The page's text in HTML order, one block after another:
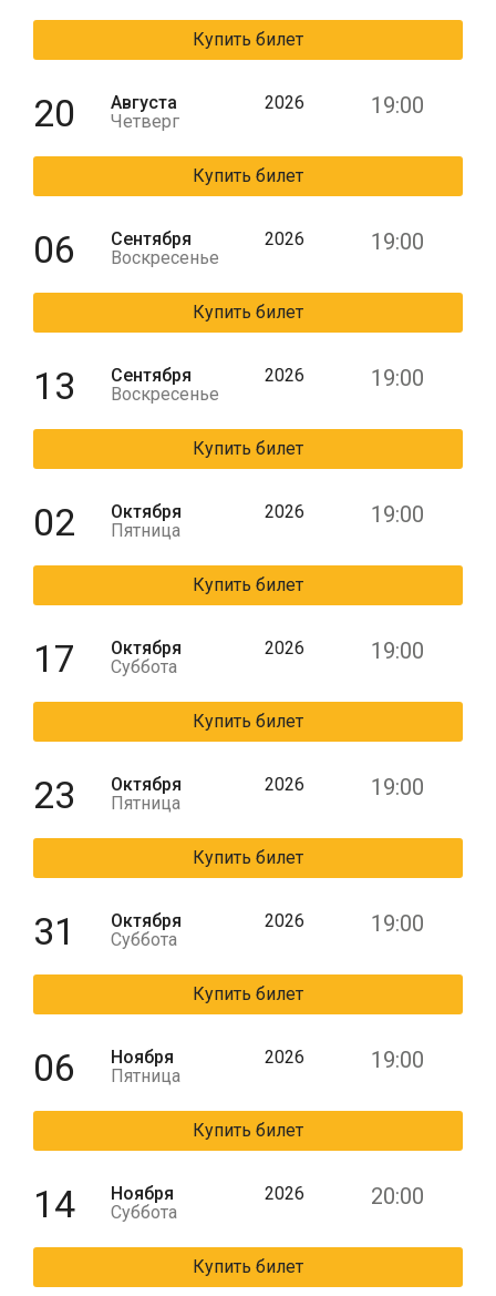
Купить билет
20
Августа
Четверг
2026 19:00
Купить билет
06
Сентября
Воскресенье
2026 19:00
Купить билет
13
Сентября
Воскресенье
2026 19:00
Купить билет
02
Октября
Пятница
2026 19:00
Купить билет
17
Октября
Суббота
2026 19:00
Купить билет
23
Октября
Пятница
2026 19:00
Купить билет
31
Октября
Суббота
2026 19:00
Купить билет
06
Ноября
Пятница
2026 19:00
Купить билет
14
Ноября
Суббота
2026 20:00
Купить билет